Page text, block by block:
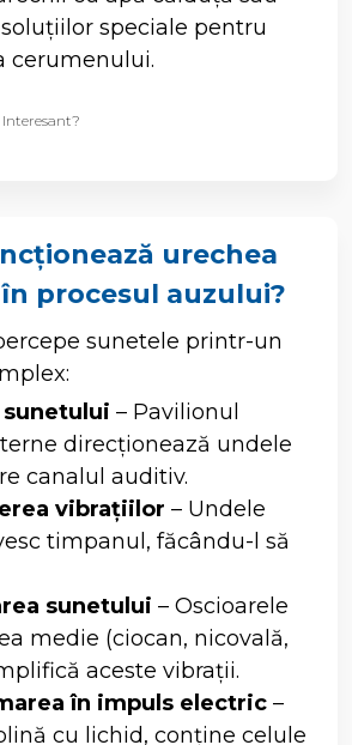
speciale pentru
cerumenului.
Interesant?
urechea
procesul auzului?
sunetele printr-un
sunetului – Pavilionul
direcționează undele
canalul auditiv.
vibrațiilor – Undele
timpanul, făcându-l să
sunetului – Oscioarele
medie (ciocan, nicovală,
aceste vibrații.
în impuls electric –
cu lichid, conține celule